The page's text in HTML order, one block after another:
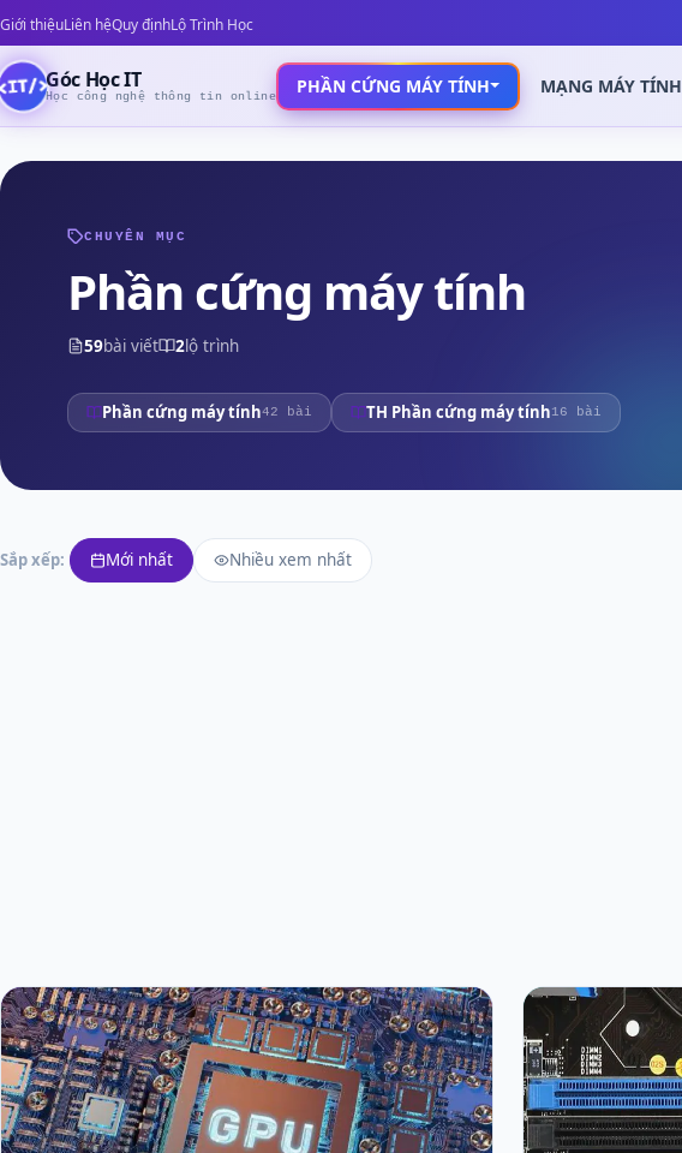
Giới thiệuLiên hệQuy địnhLộ Trình Học
Góc Học IT
Học công nghệ thông tin online PHẦN CỨNG MÁY TÍNH MẠNG MÁY TÍNH
CHUYÊN MỤC
Phần cứng máy tính
59bài viết 2lộ trình
Phần cứng máy tính42 bài TH Phần cứng máy tính16 bài
Sắp xếp: Mới nhất Nhiều xem nhất